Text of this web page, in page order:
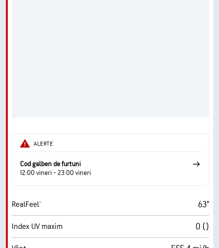
ALERTE
Cod galben de furtuni
12:00 vineri - 23:00 vineri
RealFeel® 63°
Index UV maxim 0 ()